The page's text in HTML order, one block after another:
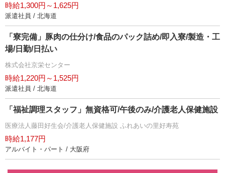
時給1,300円～1,625円
派遣社員 / 北海道
「寮完備」豚肉の仕分け/食品のパック詰め/即入寮/製造・工
場/日勤/日払い
株式会社京栄センター
時給1,220円～1,525円
派遣社員 / 北海道
「福祉調理スタッフ」無資格可/午後のみ/介護老人保健施設
医療法人藤田好生会/介護老人保健施設 ふれあいの里好寿苑
時給1,177円
アルバイト・パート / 大阪府